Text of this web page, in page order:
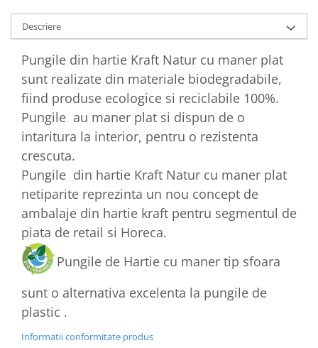
Descriere
Pungile din hartie Kraft Natur cu maner plat
sunt realizate din materiale biodegradabile,
fiind produse ecologice si reciclabile 100%.
Pungile au maner plat si dispun de o
intaritura la interior, pentru o rezistenta
crescuta.
Pungile din hartie Kraft Natur cu maner plat
netiparite reprezinta un nou concept de
ambalaje din hartie kraft pentru segmentul de
piata de retail si Horeca.
Pungile de Hartie cu maner tip sfoara
sunt o alternativa excelenta la pungile de
plastic .
Informatii conformitate produs